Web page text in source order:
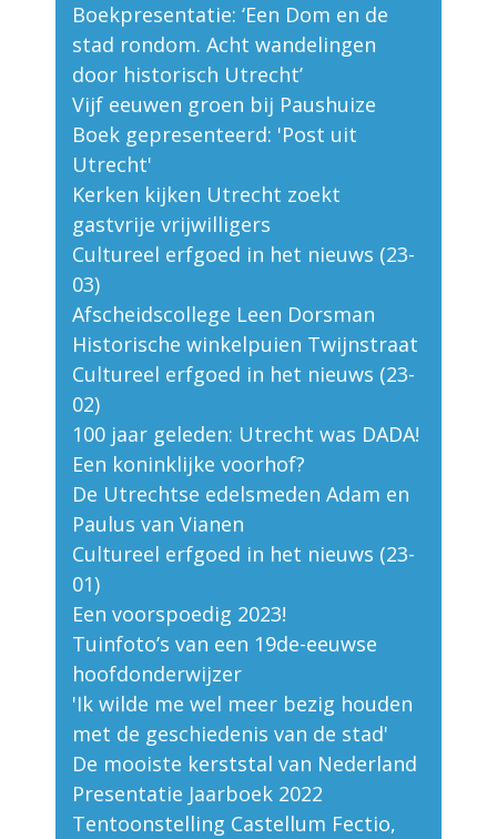
Boekpresentatie: ‘Een Dom en de
stad rondom. Acht wandelingen
door historisch Utrecht’
Vijf eeuwen groen bij Paushuize
Boek gepresenteerd: 'Post uit
Utrecht'
Kerken kijken Utrecht zoekt
gastvrije vrijwilligers
Cultureel erfgoed in het nieuws (23-
03)
Afscheidscollege Leen Dorsman
Historische winkelpuien Twijnstraat
Cultureel erfgoed in het nieuws (23-
02)
100 jaar geleden: Utrecht was DADA!
Een koninklijke voorhof?
De Utrechtse edelsmeden Adam en
Paulus van Vianen
Cultureel erfgoed in het nieuws (23-
01)
Een voorspoedig 2023!
Tuinfoto’s van een 19de-eeuwse
hoofdonderwijzer
'Ik wilde me wel meer bezig houden
met de geschiedenis van de stad'
De mooiste kerststal van Nederland
Presentatie Jaarboek 2022
Tentoonstelling Castellum Fectio,